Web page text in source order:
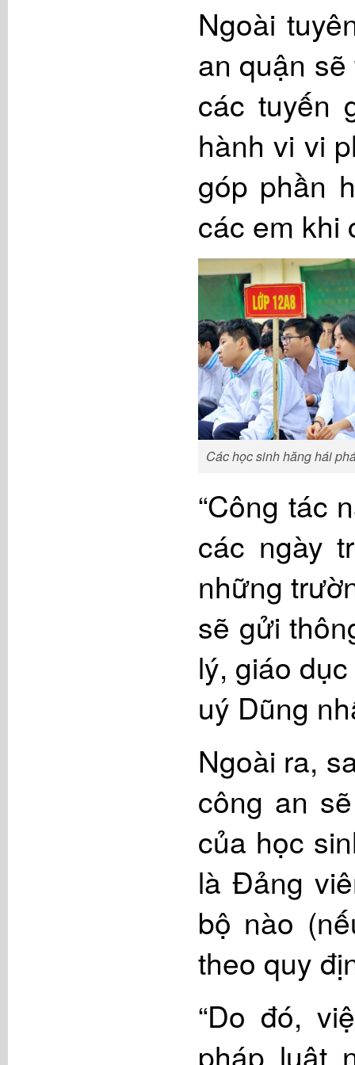
Ngoài
an quận
các tuyến
hành vi vi
góp phần
các em
Các học sinh hăng hái
“Công tác
các ngày
những
sẽ gửi
lý, giáo
uý Dũng
Ngoài ra,
công an
của học
là Đảng
bộ nào
theo quy
“Do đó,
pháp luật